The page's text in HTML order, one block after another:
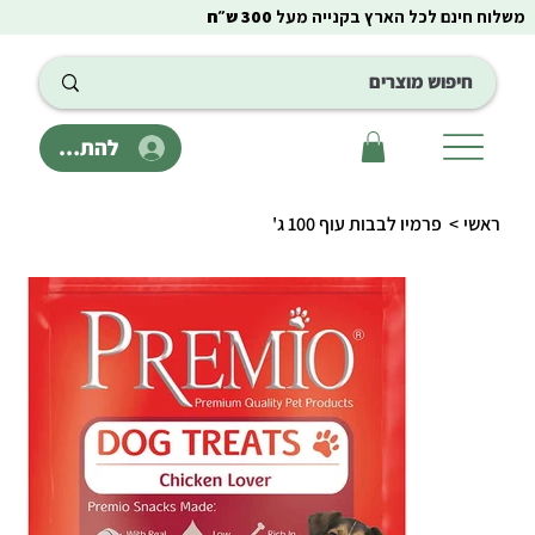
להתחבר
משלוח חינם לכל הארץ בקנייה מעל 300 ש״ח
ראשי > פרמיו לבבות עוף 100 ג'